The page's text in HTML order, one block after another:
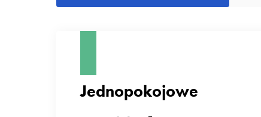
Jednopokojowe